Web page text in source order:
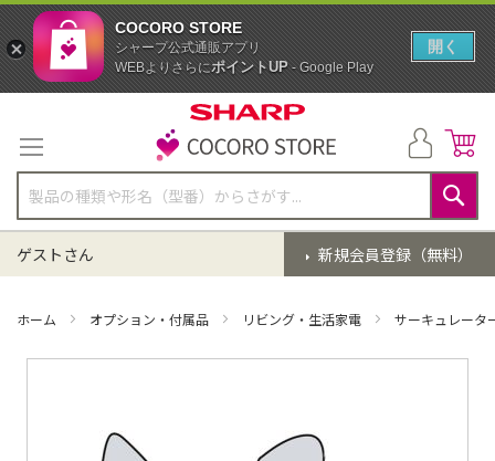
テ
ン
ツ
に
ス
キ
ッ
検
索
新規会員登録（無料）
ゲストさん
ホーム オプション・付属品 リビング・生活家電 サーキュレータ
COCORO STORE
シャープ公式通販アプリ
WEBよりさらにポイントUP- Google Play
開く